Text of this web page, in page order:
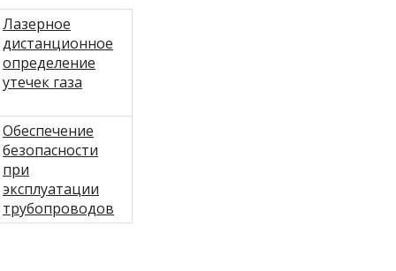
Лазерное
дистанционное
определение
утечек газа
Обеспечение
безопасности
при
эксплуатации
трубопроводов